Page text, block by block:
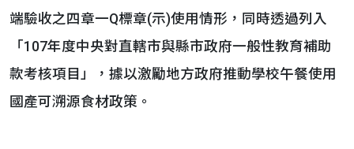
端驗收之四章一Q標章(示)使用情形，同時透過列入
「107年度中央對直轄市與縣市政府一般性教育補助
款考核項目」，據以激勵地方政府推動學校午餐使用
國產可溯源食材政策。